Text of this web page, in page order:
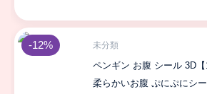
未分類
ペンギン お腹 シール 3D【
柔らかいお腹 ぷにぷにシ
-12%